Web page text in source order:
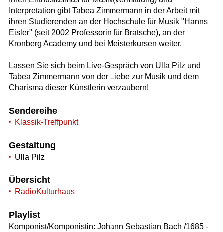
Interpretation gibt Tabea Zimmermann in der Arbeit mit
ihren Studierenden an der Hochschule für Musik "Hanns
Eisler" (seit 2002 Professorin für Bratsche), an der
Kronberg Academy und bei Meisterkursen weiter.
Lassen Sie sich beim Live-Gespräch von Ulla Pilz und
Tabea Zimmermann von der Liebe zur Musik und dem
Charisma dieser Künstlerin verzaubern!
Sendereihe
Klassik-Treffpunkt
Gestaltung
Ulla Pilz
Übersicht
RadioKulturhaus
Playlist
Komponist/Komponistin: Johann Sebastian Bach /1685 -